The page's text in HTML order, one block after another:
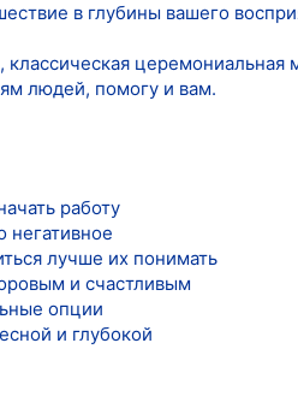
в глубины вашего
церемониальная
людей, помогу и вам.
работу
негативное
лучше их понимать
и счастливым
опции
и глубокой